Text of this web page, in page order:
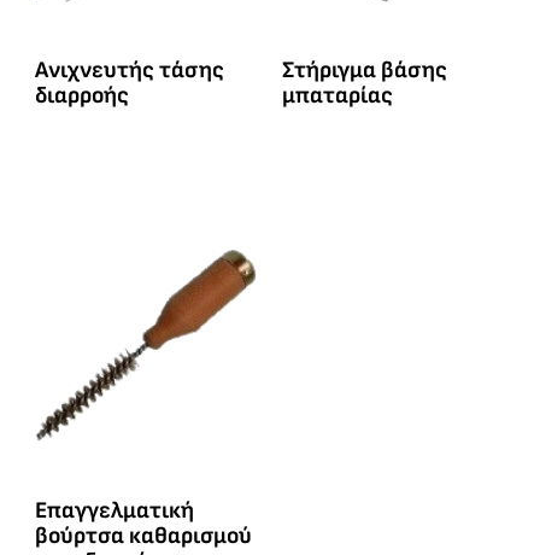
Ανιχνευτής τάσης
διαρροής
Στήριγμα βάσης
μπαταρίας
Επαγγελματική
βούρτσα καθαρισμού